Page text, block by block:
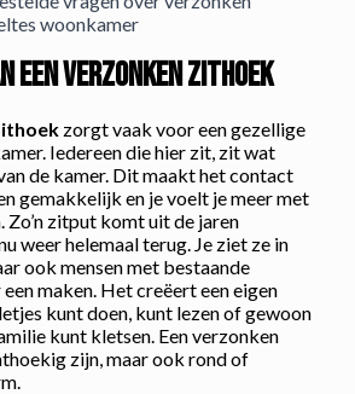
woonkamer
een verzonken zithoek
zorgt vaak voor een gezellige
Iedereen die hier zit, zit wat
de kamer. Dit maakt het contact
gemakkelijk en je voelt je meer met
Zo’n zitput komt uit de jaren
weer helemaal terug. Je ziet ze in
ook mensen met bestaande
maken. Het creëert een eigen
kunt doen, kunt lezen of gewoon
kunt kletsen. Een verzonken
zijn, maar ook rond of